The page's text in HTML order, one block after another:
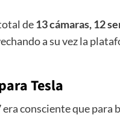
de13 cámaras, 12
a su vez la
Tesla
consciente que para